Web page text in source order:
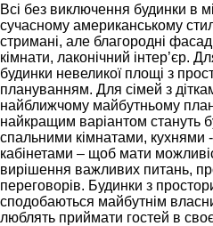
Всі без виключення будинки в
сучасному американському
стримані, але благородні
кімнати, лаконічний інтер’єр.
будинки невеликої площі з
плануванням. Для сімей з
найближчому майбутньому
найкращим варіантом стануть
спальними кімнатами, кухнями -
кабінетами – щоб мати
вирішення важливих питань,
переговорів. Будинки з
сподобаються майбутнім
люблять приймати гостей в